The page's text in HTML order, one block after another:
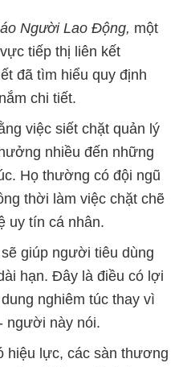
Người Lao Động, một
tiếp thị liên kết
đã tìm hiểu quy định
chi tiết.
việc siết chặt quản lý
nhiều đến những
Họ thường có đội ngũ
thời làm việc chặt chẽ
uy tín cá nhân.
giúp người tiêu dùng
hạn. Đây là điều có lợi
nghiêm túc thay vì
người này nói.
hiệu lực, các sàn thương